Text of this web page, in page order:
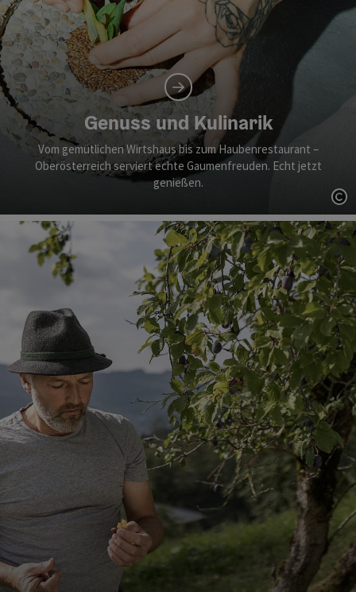
Genuss und Kulinarik
Vom gemütlichen Wirtshaus bis zum Haubenrestaurant –
Oberösterreich serviert echte Gaumenfreuden. Echt jetzt
genießen.